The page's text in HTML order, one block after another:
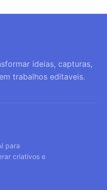
ideias, capturas,
trabalhos editaveis.
para
criativos e